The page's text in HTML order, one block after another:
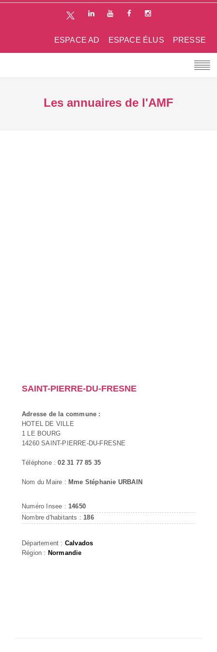
PRESSE
ESPACE ÉLUS
ESPACE AD
Les annuaires de l'AMF
SAINT-PIERRE-DU-FRESNE
Adresse de la commune :
HOTEL DE VILLE
1 LE BOURG
14260 SAINT-PIERRE-DU-FRESNE
Téléphone :02 31 77 85 35
Nom du Maire : Mme Stéphanie URBAIN
Numéro Insee : 14650
Nombre d'habitants : 186
Département : Calvados
Région : Normandie